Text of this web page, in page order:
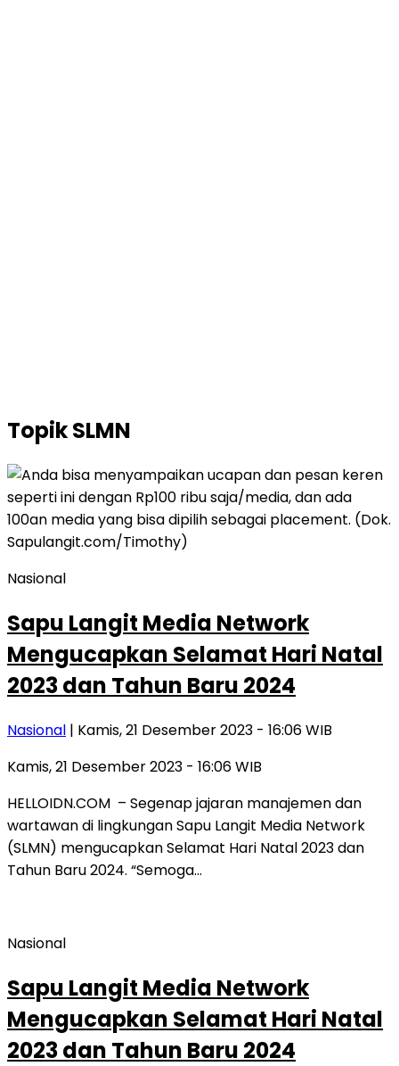
TopikSLMN
Nasional
Sapu Langit Media Network
Mengucapkan Selamat Hari Natal
2023 dan Tahun Baru 2024
Nasional | Kamis, 21 Desember 2023 - 16:06 WIB
Kamis, 21 Desember 2023 - 16:06 WIB
HELLOIDN.COM – Segenap jajaran manajemen dan
wartawan di lingkungan Sapu Langit Media Network
(SLMN) mengucapkan Selamat Hari Natal 2023 dan
Tahun Baru 2024. “Semoga…
Nasional
Sapu Langit Media Network
Mengucapkan Selamat Hari Natal
2023 dan Tahun Baru 2024